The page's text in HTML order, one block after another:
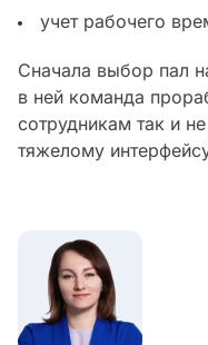
учет рабочего
Сначала выбор пал
в ней команда
сотрудникам так и
тяжелому